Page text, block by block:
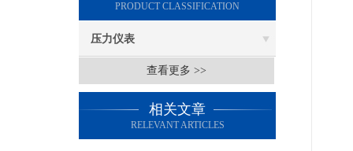
PRODUCT CLASSIFICATION
压力仪表
查看更多 >>
相关文章
RELEVANT ARTICLES